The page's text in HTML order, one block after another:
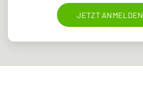
JETZT ANMELDEN